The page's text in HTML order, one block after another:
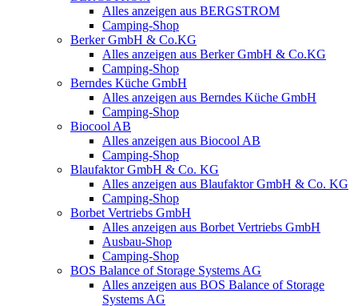
Alles anzeigen aus BERGSTROM
Camping-Shop
Berker GmbH & Co.KG
Alles anzeigen aus Berker GmbH & Co.KG
Camping-Shop
Berndes Küche GmbH
Alles anzeigen aus Berndes Küche GmbH
Camping-Shop
Biocool AB
Alles anzeigen aus Biocool AB
Camping-Shop
Blaufaktor GmbH & Co. KG
Alles anzeigen aus Blaufaktor GmbH & Co. KG
Camping-Shop
Borbet Vertriebs GmbH
Alles anzeigen aus Borbet Vertriebs GmbH
Ausbau-Shop
Camping-Shop
BOS Balance of Storage Systems AG
Alles anzeigen aus BOS Balance of Storage
Systems AG